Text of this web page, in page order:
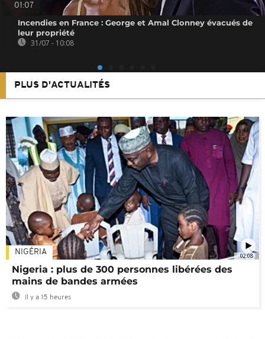
01:07
Incendies en France : George et Amal Clonney évacués de
leur propriété
31/07 - 10:08
PLUS D'ACTUALITÉS
02:08
NIGÉRIA
Nigeria : plus de 300 personnes libérées des
mains de bandes armées
Il y a 15 heures